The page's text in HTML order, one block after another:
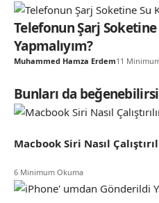
Telefonun Şarj Soketine
Yapmalıyım?
Muhammed Hamza Erdem11
Bunları da
Macbook Siri Nasıl
6 Minimum Okuma